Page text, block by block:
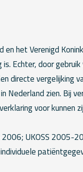
en het Verenigd
Echter, door
directe vergelijking
zien. Bij
voor kunnen
UKOSS 2005-